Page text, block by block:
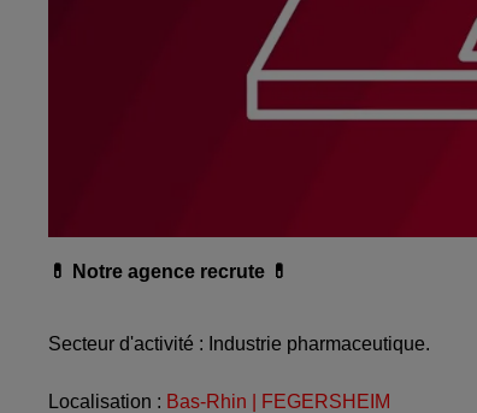
💊 Notre agence recrute 💊
Secteur d'activité : Industrie pharmaceutique.
Localisation : Bas-Rhin | FEGERSHEIM